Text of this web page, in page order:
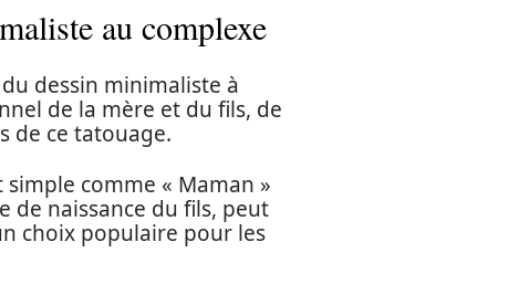
au complexe
dessin minimaliste à
de la mère et du fils, de
de ce tatouage.
comme « Maman »
de naissance du fils, peut
choix populaire pour les